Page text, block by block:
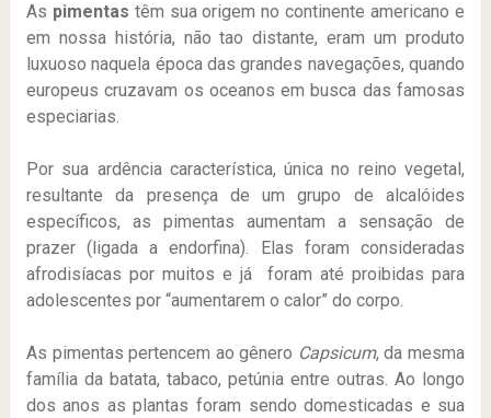
As pimentas têm sua origem no continente americano e
em nossa história, não tao distante, eram um produto
luxuoso naquela época das grandes navegações, quando
europeus cruzavam os oceanos em busca das famosas
especiarias.
Por sua ardência característica, única no reino vegetal,
resultante da presença de um grupo de alcalóides
específicos, as pimentas aumentam a sensação de
prazer (ligada a endorfina). Elas foram consideradas
afrodisíacas por muitos e já foram até proibidas para
adolescentes por “aumentarem o calor” do corpo.
As pimentas pertencem ao gênero Capsicum, da mesma
família da batata, tabaco, petúnia entre outras. Ao longo
dos anos as plantas foram sendo domesticadas e sua